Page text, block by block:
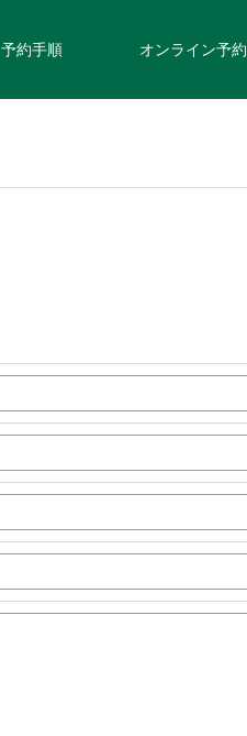
予約手順 オンライン予約